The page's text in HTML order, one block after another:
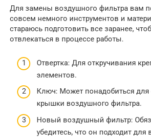
Для замены воздушного фильтра вам
совсем немного инструментов и
стараюсь подготовить все заранее,
отвлекаться в процессе работы.
Отвертка: Для откручивания
элементов.
Ключ: Может понадобиться для
крышки воздушного фильтра.
Новый воздушный фильтр:
убедитесь, что он подходит